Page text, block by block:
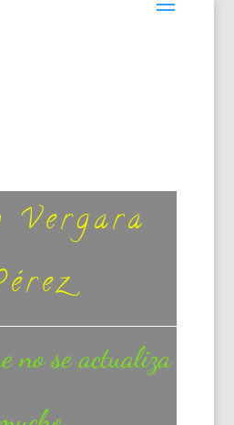
Vergara
no se actualiza